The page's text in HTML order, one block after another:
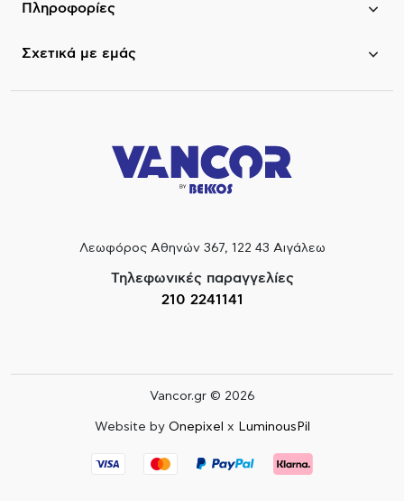
Πληροφορίες
Σχετικά με εμάς
Λεωφόρος Αθηνών 367, 122 43 Αιγάλεω
Τηλεφωνικές παραγγελίες
210 2241141
Vancor.gr © 2026
Website by Onepixel x LuminousPil